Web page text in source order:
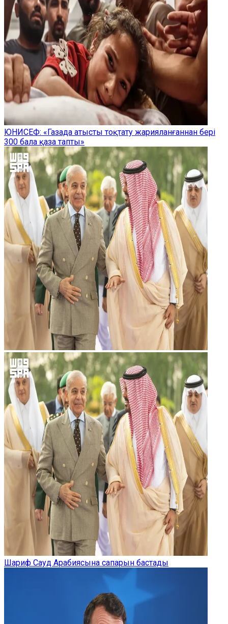
ЮНИСЕФ: «Газада атысты тоқтату жарияланғаннан бері
300 бала қаза тапты»
Шариф Сауд Арабиясына сапарын бастады